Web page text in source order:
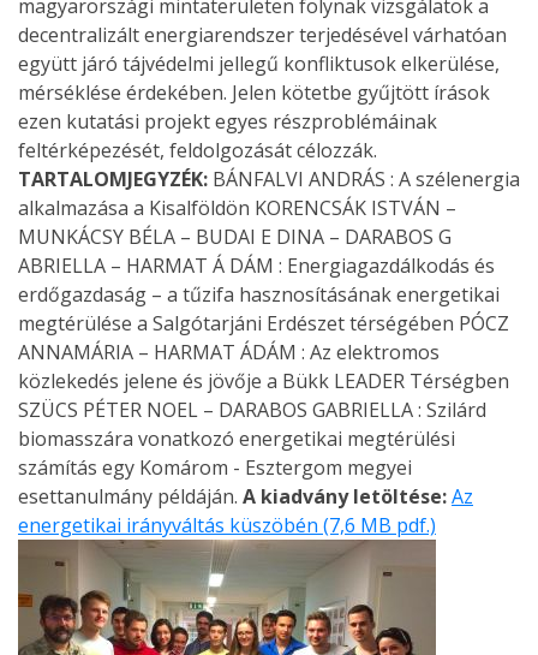
magyarországi mintaterületen folynak vizsgálatok a
decentralizált energiarendszer terjedésével várhatóan
együtt járó tájvédelmi jellegű konfliktusok elkerülése,
mérséklése érdekében. Jelen kötetbe gyűjtött írások
ezen kutatási projekt egyes részproblémáinak
feltérképezését, feldolgozását célozzák.
TARTALOMJEGYZÉK: BÁNFALVI ANDRÁS : A szélenergia
alkalmazása a Kisalföldön KORENCSÁK ISTVÁN –
MUNKÁCSY BÉLA – BUDAI E DINA – DARABOS G
ABRIELLA – HARMAT Á DÁM : Energiagazdálkodás és
erdőgazdaság – a tűzifa hasznosításának energetikai
megtérülése a Salgótarjáni Erdészet térségében PÓCZ
ANNAMÁRIA – HARMAT ÁDÁM : Az elektromos
közlekedés jelene és jövője a Bükk LEADER Térségben
SZÜCS PÉTER NOEL – DARABOS GABRIELLA : Szilárd
biomasszára vonatkozó energetikai megtérülési
számítás egy Komárom - Esztergom megyei
esettanulmány példáján. A kiadvány letöltése:Az
energetikai irányváltás küszöbén (7,6 MB pdf.)